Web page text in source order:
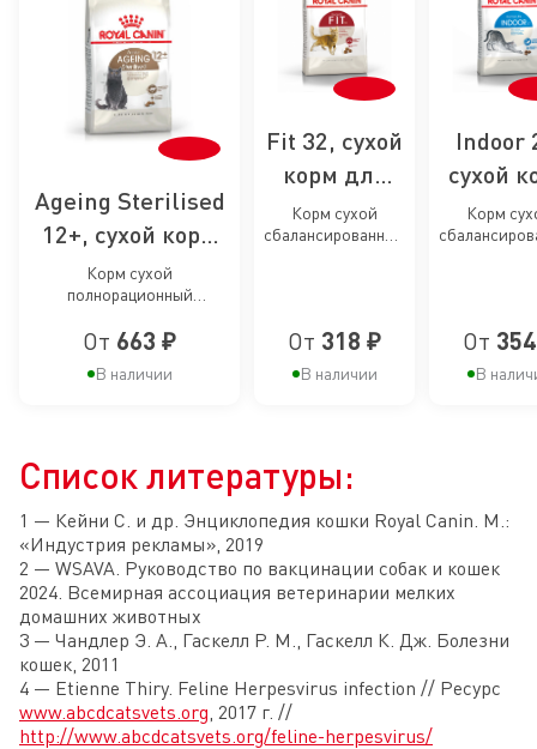
Ageing Sterilised
12+, сухой корм
для
стерилизованных
кошек старше 12
лет
Корм сухой
полнорационный
стерилизованных
возрасте старше 12 лет
От 663 ₽
В наличии
Fit 32, сухой
корм для
умеренно
активных
Корм сухой
сбалансированный
От 318 ₽
В наличии
Indoor
сухой
для
Корм
От
В
Список литературы:
1 — Кейни С. и др. Энциклопедия кошки Royal Canin. М.:
«Индустрия рекламы», 2019
2 — WSAVA. Руководство по вакцинации собак и кошек
2024. Всемирная ассоциация ветеринарии мелких
домашних животных
3 — Чандлер Э. А., Гаскелл Р. М., Гаскелл К. Дж. Болезни
кошек, 2011
4 — Etienne Thiry. Feline Herpesvirus infection // Ресурс
www.abcdcatsvets.org , 2017 г. //
http://www.abcdcatsvets.org/feline-herpesvirus/